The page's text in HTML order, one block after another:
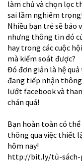
làm chủ và chọn lọc
sai lầm nghiêm trọng!
Nhiều bạn trẻ sẽ bảo
nhưng thông tin đó
hay trong các cuộc
mà kiểm soát được?
Đó đơn giản là hệ
đang tiếp nhận
lướt facebook và
chán quá!
Bạn hoàn toàn có
thông qua việc thiết
hôm nay!
http://bit.ly/tủ-